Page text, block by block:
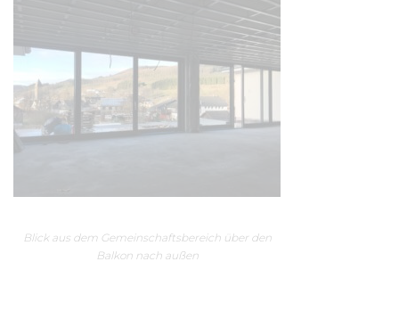
Blick aus dem Gemeinschaftsbereich über den
Balkon nach außen